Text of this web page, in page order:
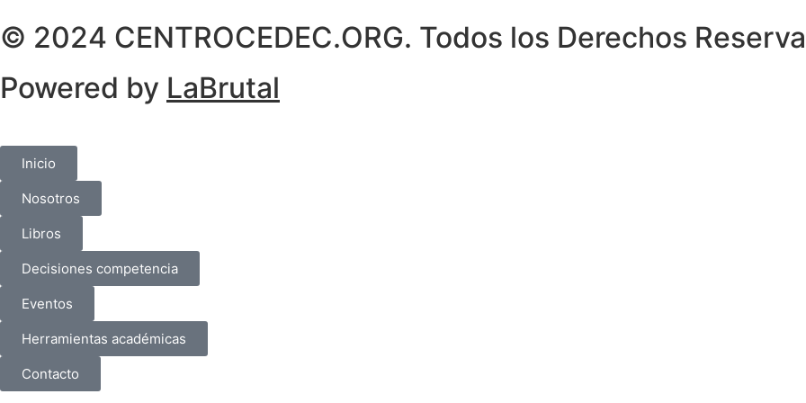
© 2024 CENTROCEDEC.ORG. Todos los Derechos
Powered by LaBrutal
Inicio
Nosotros
Libros
Decisiones competencia
Eventos
Herramientas académicas
Contacto